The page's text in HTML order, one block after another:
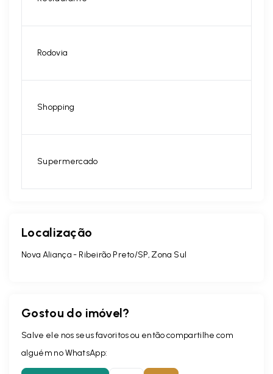
Rodovia
Shopping
Supermercado
Localização
Nova Aliança - Ribeirão Preto/SP, Zona Sul
Gostou do imóvel?
Salve ele nos seus favoritos ou então compartilhe com
alguém no WhatsApp: